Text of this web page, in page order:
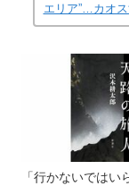
エリア”…カオス
「行かないではい